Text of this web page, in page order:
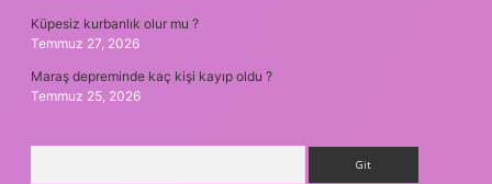
Küpesiz kurbanlık olur mu ?
Temmuz 27, 2026
Maraş depreminde kaç kişi kayıp oldu ?
Temmuz 25, 2026